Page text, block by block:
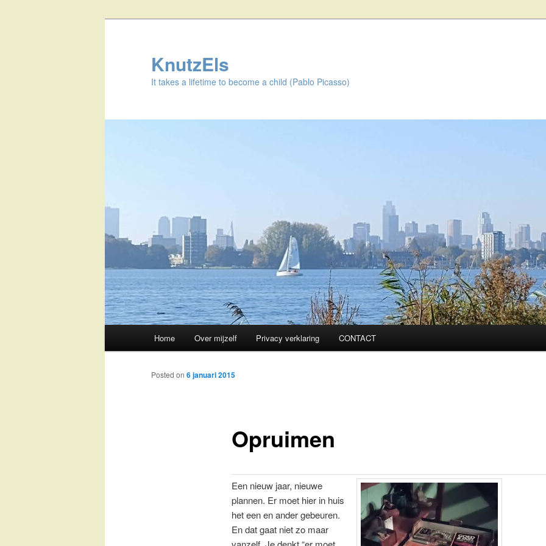
KnutzEls
It takes a lifetime to become a child (Pablo Picasso)
Skip
to
Home Over mijzelf Privacy verklaring CONTACT
Opruimen
Posted on 6 januari 2015
Een nieuw jaar, nieuwe
plannen. Er moet hier in huis
het een en ander gebeuren.
En dat gaat niet zo maar